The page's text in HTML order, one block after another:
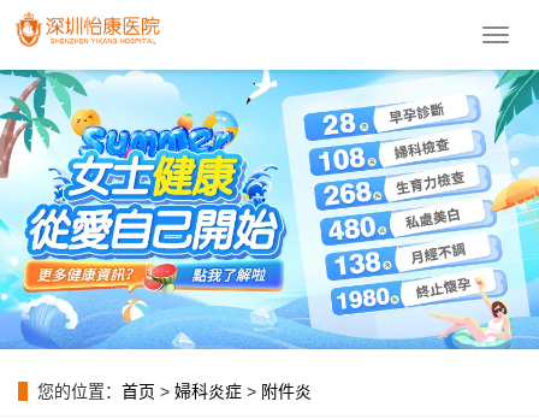
導
菜
單
您的位置： 首页 > 婦科炎症 > 附件炎